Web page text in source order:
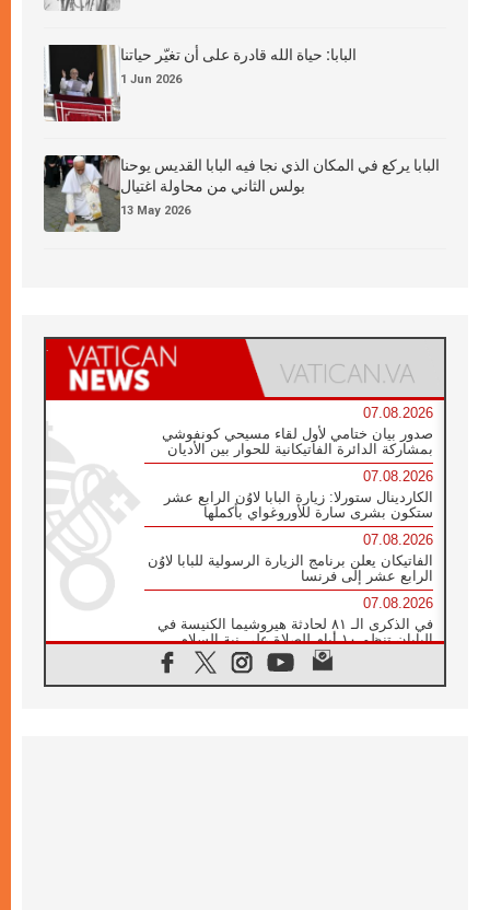
البابا: حياة الله قادرة على أن تغيّر حياتنا
1 Jun 2026
البابا يركع في المكان الذي نجا فيه البابا القديس يوحنا
بولس الثاني من محاولة اغتيال
13 May 2026
07.08.2026
صدور بيان ختامي لأول لقاء مسيحي كونفوشي
بمشاركة الدائرة الفاتيكانية للحوار بين الأديان
07.08.2026
الكاردينال ستورلا: زيارة البابا لاوُن الرابع عشر
ستكون بشرى سارة للأوروغواي بأكملها
07.08.2026
الفاتيكان يعلن برنامج الزيارة الرسولية للبابا لاوُن
الرابع عشر إلى فرنسا
07.08.2026
في الذكرى الـ ٨١ لحادثة هيروشيما الكنيسة في
اليابان تنظم ١٠ أيام للصلاة على نية السلام
الكنيسة في الأوروغواي: زيارة البابا ستعزز